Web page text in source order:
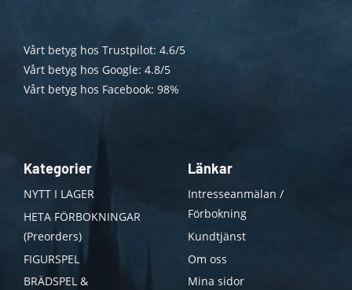
Vårt betyg hos Trustpilot: 4.6/5
Vårt betyg hos Google: 4.8/5
Vårt betyg hos Facebook: 98%
Kategorier
NYTT I LAGER
HETA FÖRBOKNINGAR
(Preorders)
FIGURSPEL
BRÄDSPEL &
Länkar
Intresseanmälan /
Förbokning
Kundtjänst
Om oss
Mina sidor